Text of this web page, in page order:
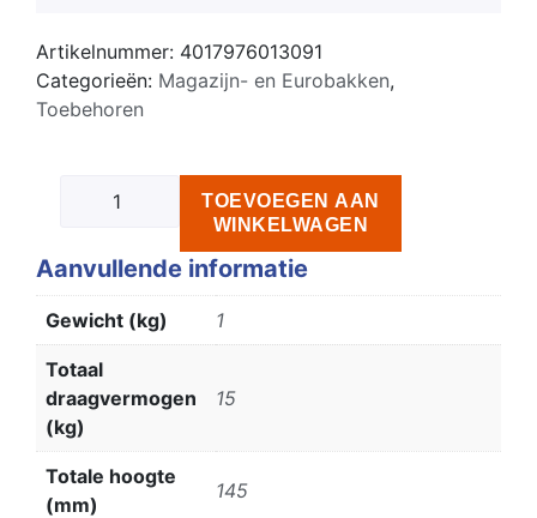
Artikelnummer: 4017976013091
Categorieën: Magazijn- en Eurobakken,
Toebehoren
TOEVOEGEN AAN
WINKELWAGEN
Aanvullende informatie
Gewicht (kg) 1
Totaal
draagvermogen
(kg)
15
Totale hoogte
(mm)
145